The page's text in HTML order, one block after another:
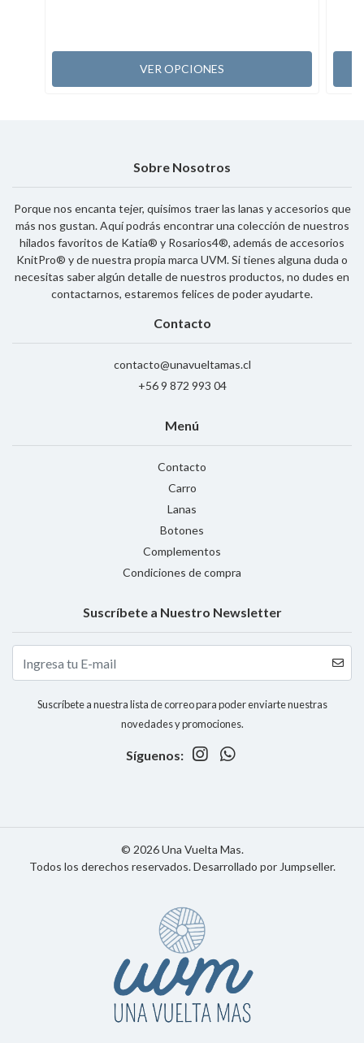
VER OPCIONES
Sobre Nosotros
Porque nos encanta tejer, quisimos traer las lanas y accesorios que
más nos gustan. Aquí podrás encontrar una colección de nuestros
hilados favoritos de Katia® y Rosarios4®, además de accesorios
KnitPro® y de nuestra propia marca UVM. Si tienes alguna duda o
necesitas saber algún detalle de nuestros productos, no dudes en
contactarnos, estaremos felices de poder ayudarte.
Contacto
contacto@unavueltamas.cl
+56 9 872 993 04
Menú
Contacto
Carro
Lanas
Botones
Complementos
Condiciones de compra
Suscríbete a Nuestro Newsletter
Suscríbete a nuestra lista de correo para poder enviarte nuestras
novedades y promociones.
Síguenos:
© 2026 Una Vuelta Mas.
Todos los derechos reservados.Desarrollado por Jumpseller.